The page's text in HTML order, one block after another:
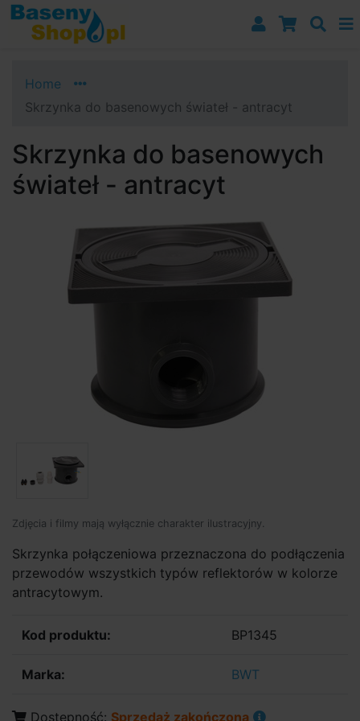
Przejdź do nawigacji
Przejdź do treści
Przejdź do paska bocznego
Home
Skrzynka do basenowych świateł - antracyt
Skrzynka do basenowych
świateł - antracyt
Zdjęcia i filmy mają wyłącznie charakter ilustracyjny.
Skrzynka połączeniowa przeznaczona do podłączenia
przewodów wszystkich typów reflektorów w kolorze
antracytowym.
Kod produktu: BP1345
Marka: BWT
Dostępność: Sprzedaż zakończona